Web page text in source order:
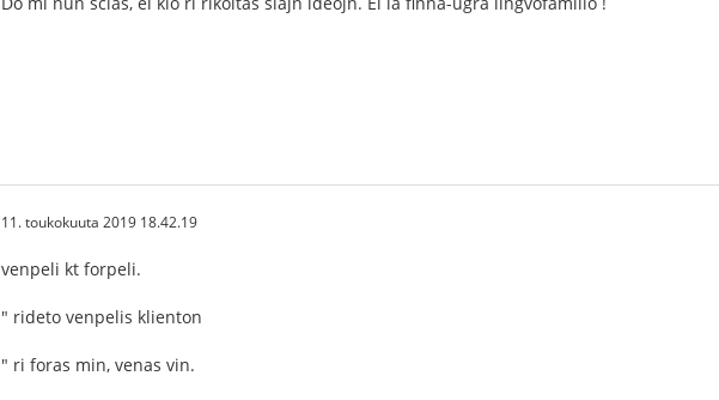
11. toukokuuta 2019 18.42.19
venpeli kt forpeli.
" rideto venpelis klienton
" ri foras min, venas vin.